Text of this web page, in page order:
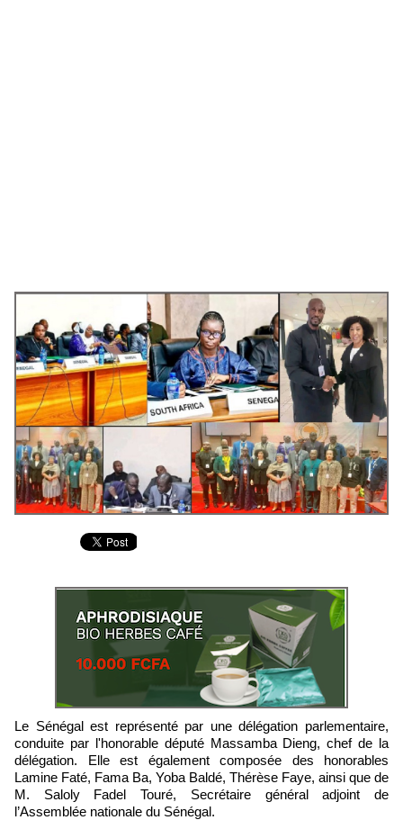
Le Sénégal est représenté par une délégation parlementaire,
conduite par l'honorable député Massamba Dieng, chef de la
délégation. Elle est également composée des honorables
Lamine Faté, Fama Ba, Yoba Baldé, Thérèse Faye, ainsi que de
M. Saloly Fadel Touré, Secrétaire général adjoint de
l’Assemblée nationale du Sénégal.